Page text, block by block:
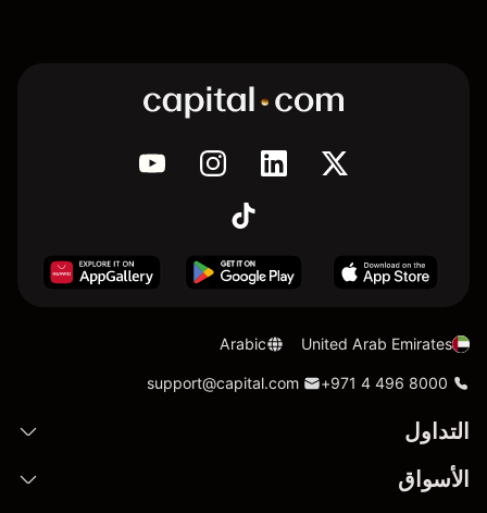
United Arab Emirates
Arabic
+971 4 496 8000
support@capital.com
التداول
الأسواق